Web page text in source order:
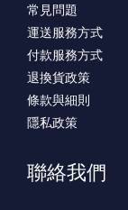
常見問題
運送服務方式
付款服務方式
退換貨政策
條款與細則
隱私政策
聯絡我們